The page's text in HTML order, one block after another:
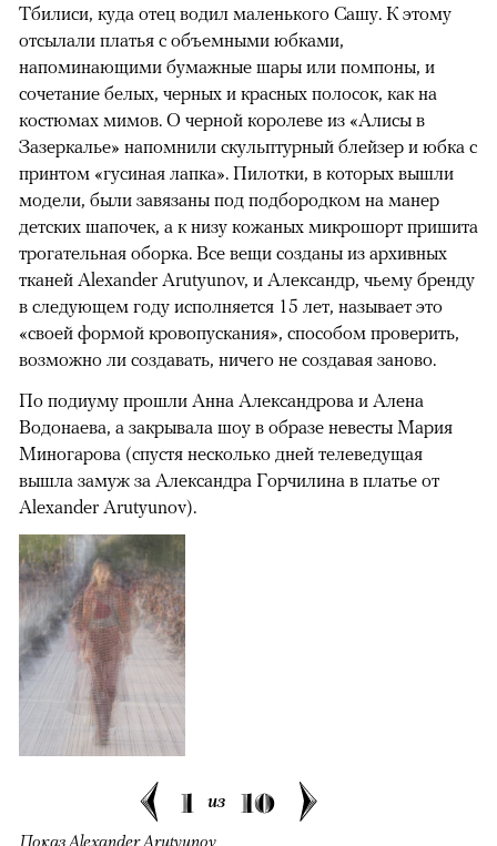
Тбилиси, куда отец водил маленького Сашу. К этому
отсылали платья с объемными юбками,
напоминающими бумажные шары или помпоны, и
сочетание белых, черных и красных полосок, как на
костюмах мимов. О черной королеве из «Алисы в
Зазеркалье» напомнили скульптурный блейзер и юбка с
принтом «гусиная лапка». Пилотки, в которых вышли
модели, были завязаны под подбородком на манер
детских шапочек, а к низу кожаных микрошорт пришита
трогательная оборка. Все вещи созданы из архивных
тканей Alexander Arutyunov, и Александр, чьему бренду
в следующем году исполняется 15 лет, называет это
«своей формой кровопускания», способом проверить,
возможно ли создавать, ничего не создавая заново.
По подиуму прошли Анна Александрова и Алена
Водонаева, а закрывала шоу в образе невесты Мария
Миногарова (спустя несколько дней телеведущая
вышла замуж за Александра Горчилина в платье от
Alexander Arutyunov).
1 из 10
Показ Alexander Arutyunov